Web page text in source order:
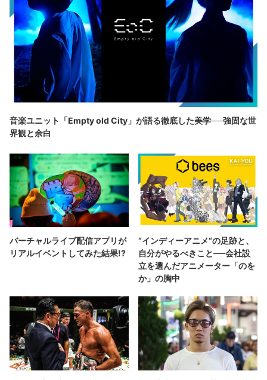
音楽ユニット「Empty old City」が語る徹底した美学──強固な世
界観と余白
バーチャルライブ配信アプリが
リアルイベントしてみた結果!?
“インディーアニメ“の足跡と、
自分がやるべきこと──会社設
立を選んだアニメーター「のを
か」の胸中